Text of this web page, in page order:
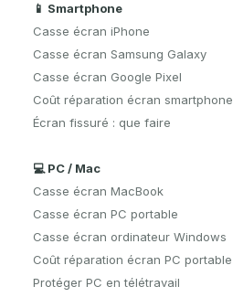
📱 Smartphone
Casse écran iPhone
Casse écran Samsung Galaxy
Casse écran Google Pixel
Coût réparation écran smartphone
Écran fissuré : que faire
💻 PC / Mac
Casse écran MacBook
Casse écran PC portable
Casse écran ordinateur Windows
Coût réparation écran PC portable
Protéger PC en télétravail